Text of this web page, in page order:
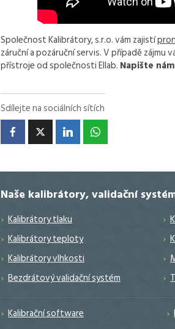
Společnost Kalibrátory, s.r.o. vám zajistí
záruční a pozáruční servis. V případě zájmu
přístroje od společnosti Ellab. Napište nám
Sdílejte na sociálních sítích
Naše kalibrátory, validační
Kalibrátory tlaku
Kalibrátory teploty
Kalibrátory vlhkosti
Bezdrátový validační systém
Kalibrační software